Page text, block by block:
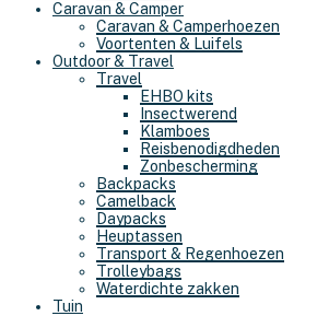
Caravan & Camper
Caravan & Camperhoezen
Voortenten & Luifels
Outdoor & Travel
Travel
EHBO kits
Insectwerend
Klamboes
Reisbenodigdheden
Zonbescherming
Backpacks
Camelback
Daypacks
Heuptassen
Transport & Regenhoezen
Trolleybags
Waterdichte zakken
Tuin